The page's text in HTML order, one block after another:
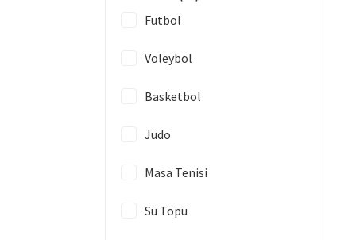
Futbol
Voleybol
Basketbol
Judo
Masa Tenisi
Su Topu